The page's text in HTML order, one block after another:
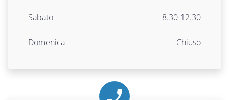
Sabato 8.30-12.30
Domenica Chiuso